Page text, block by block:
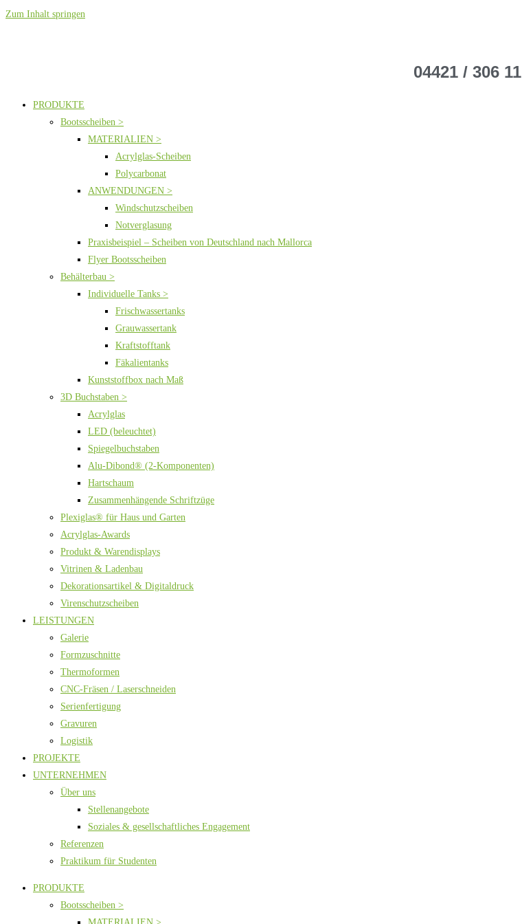
Zum Inhalt springen
04421 / 306 11
PRODUKTE
Bootsscheiben >
MATERIALIEN >
Acrylglas-Scheiben
Polycarbonat
ANWENDUNGEN >
Windschutzscheiben
Notverglasung
Praxisbeispiel – Scheiben von Deutschland nach Mallorca
Flyer Bootsscheiben
Behälterbau >
Individuelle Tanks >
Frischwassertanks
Grauwassertank
Kraftstofftank
Fäkalientanks
Kunststoffbox nach Maß
3D Buchstaben >
Acrylglas
LED (beleuchtet)
Spiegelbuchstaben
Alu-Dibond® (2-Komponenten)
Hartschaum
Zusammenhängende Schriftzüge
Plexiglas® für Haus und Garten
Acrylglas-Awards
Produkt & Warendisplays
Vitrinen & Ladenbau
Dekorationsartikel & Digitaldruck
Virenschutzscheiben
LEISTUNGEN
Galerie
Formzuschnitte
Thermoformen
CNC-Fräsen / Laserschneiden
Serienfertigung
Gravuren
Logistik
PROJEKTE
UNTERNEHMEN
Über uns
Stellenangebote
Soziales & gesellschaftliches Engagement
Referenzen
Praktikum für Studenten
PRODUKTE
Bootsscheiben >